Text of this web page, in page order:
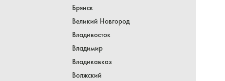
Брянск
Великий Новгород
Владивосток
Владимир
Владикавказ
Волжский